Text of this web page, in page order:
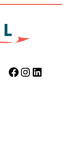
Facebook